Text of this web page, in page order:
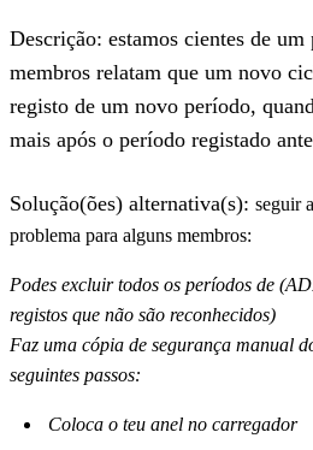
Descrição: estamos cientes de
membros relatam que um novo
registo de um novo período,
mais após o período registado
Solução(ões) alternativa(s): seguir
problema para alguns membros:
Podes excluir todos os períodos de
registos que não são reconhecidos)
Faz uma cópia de segurança manual
seguintes passos:
Coloca o teu anel no carregador